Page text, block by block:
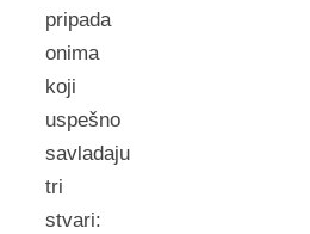
pripada
onima
koji
uspešno
savladaju
tri
stvari: